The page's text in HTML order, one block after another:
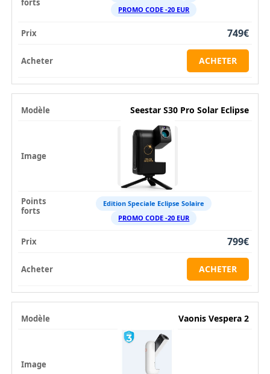
PROMO CODE -20 EUR
749€
ACHETER
Seestar S30 Pro Solar Eclipse
Edition Speciale Eclipse Solaire
PROMO CODE -20 EUR
799€
ACHETER
Vaonis Vespera 2